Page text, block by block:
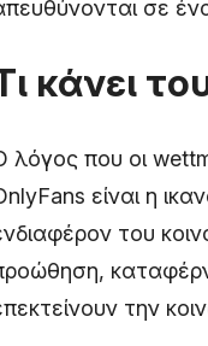
σε
κάνει
λόγος που οι
είναι η
του
την